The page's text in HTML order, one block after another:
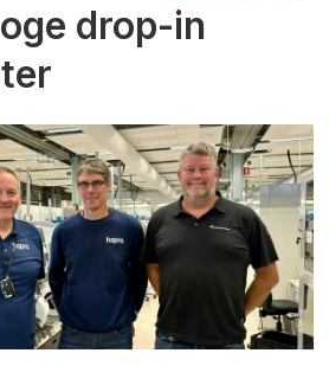
drop-in